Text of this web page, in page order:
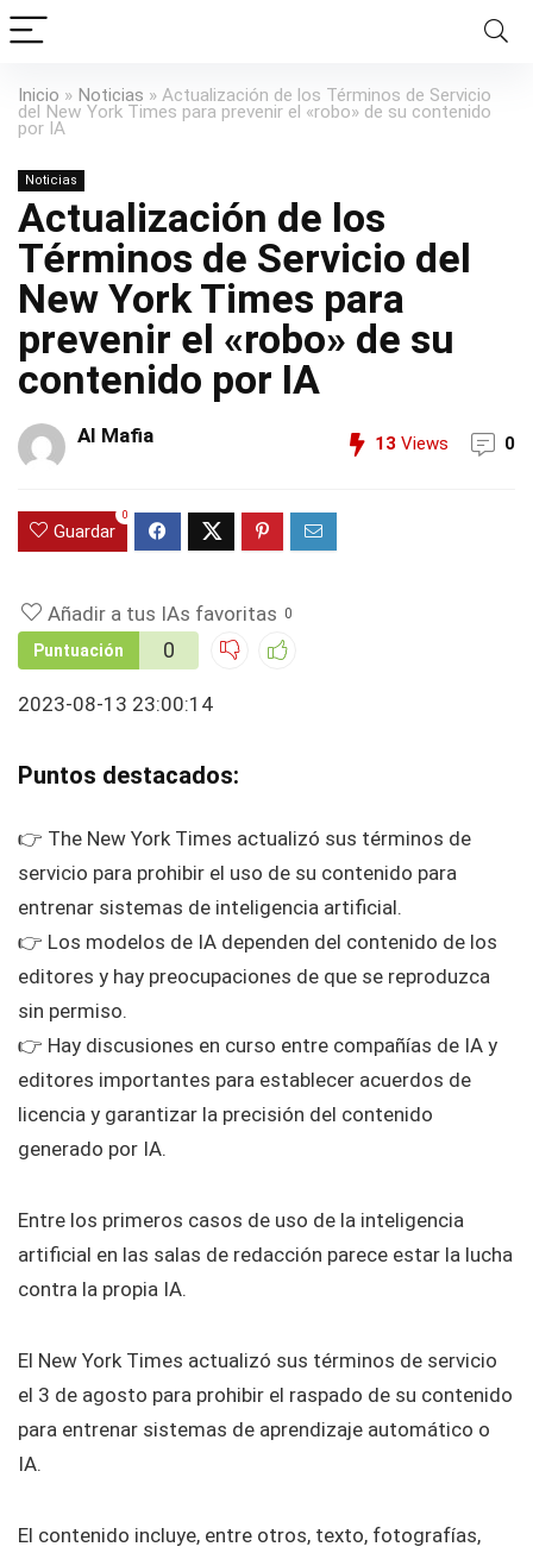
Inicio » Noticias » Actualización de los Términos de Servicio
del New York Times para prevenir el «robo» de su contenido
por IA
Noticias
Actualización de los
Términos de Servicio del
New York Times para
prevenir el «robo» de su
contenido por IA
AI Mafia 13 Views 0
Guardar
0
Añadir a tus IAs favoritas 0
Puntuación 0
2023-08-13 23:00:14
Puntos destacados:
👉 The New York Times actualizó sus términos de
servicio para prohibir el uso de su contenido para
entrenar sistemas de inteligencia artificial.
👉 Los modelos de IA dependen del contenido de los
editores y hay preocupaciones de que se reproduzca
sin permiso.
👉 Hay discusiones en curso entre compañías de IA y
editores importantes para establecer acuerdos de
licencia y garantizar la precisión del contenido
generado por IA.
Entre los primeros casos de uso de la inteligencia
artificial en las salas de redacción parece estar la lucha
contra la propia IA.
El New York Times actualizó sus términos de servicio
el 3 de agosto para prohibir el raspado de su contenido
para entrenar sistemas de aprendizaje automático o
IA.
El contenido incluye, entre otros, texto, fotografías,